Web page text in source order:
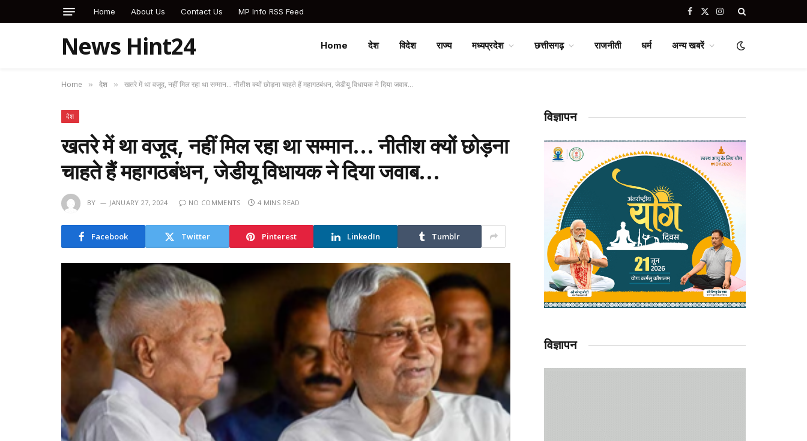
Home About Us Contact Us MP Info RSS Feed Facebook
X
Instagram
News Hint24 Home देश विदेश राज्य मध्यप्रदेश छत्तीसगढ़ राजनीती धर्म अन्य खबरें
Home » देश » खतरे में था वजूद, नहीं मिल रहा था सम्मान… नीतीश क्यों छोड़ना चाहते हैं महागठबंधन, जेडीयू विधायक ने दिया जवाब…
देश
खतरे में था वजूद, नहीं मिल रहा था सम्मान… नीतीश क्यों छोड़ना
चाहते हैं महागठबंधन, जेडीयू विधायक ने दिया जवाब…
BY JANUARY 27, 2024 NO COMMENTS 4 MINS READ
Facebook Twitter Pinterest LinkedIn Tumblr
विज्ञापन
विज्ञापन